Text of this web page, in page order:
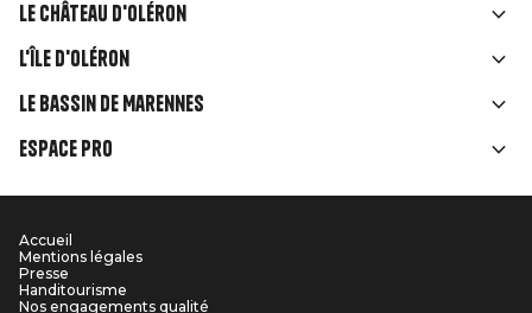
Liens
rubriques
Le Château d'Oléron
L'île d'Oléron
Le Bassin de Marennes
Espace Pro
Menu
Pied
Accueil
Mentions légales
Presse
Handitourisme
Nos engagements qualité